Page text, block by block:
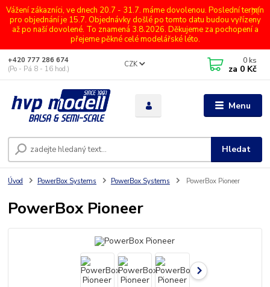
Vážení zákazníci, ve dnech 20.7 - 31.7. máme dovolenou. Poslední termín
pro objednání je 15.7. Objednávky došlé po tomto datu budou vyřízeny
až po naší dovolené. To znamená 3.8.2026. Děkujeme za pochopení a
přejeme pěkné celé modelářské léto.
Menu
CZK
Hledat
+420 777 286 674
(Po - Pá 8 - 16 hod.)
0 ks
za 0 Kč
Úvod PowerBox Systems PowerBox Systems PowerBox Pioneer
PowerBox Pioneer